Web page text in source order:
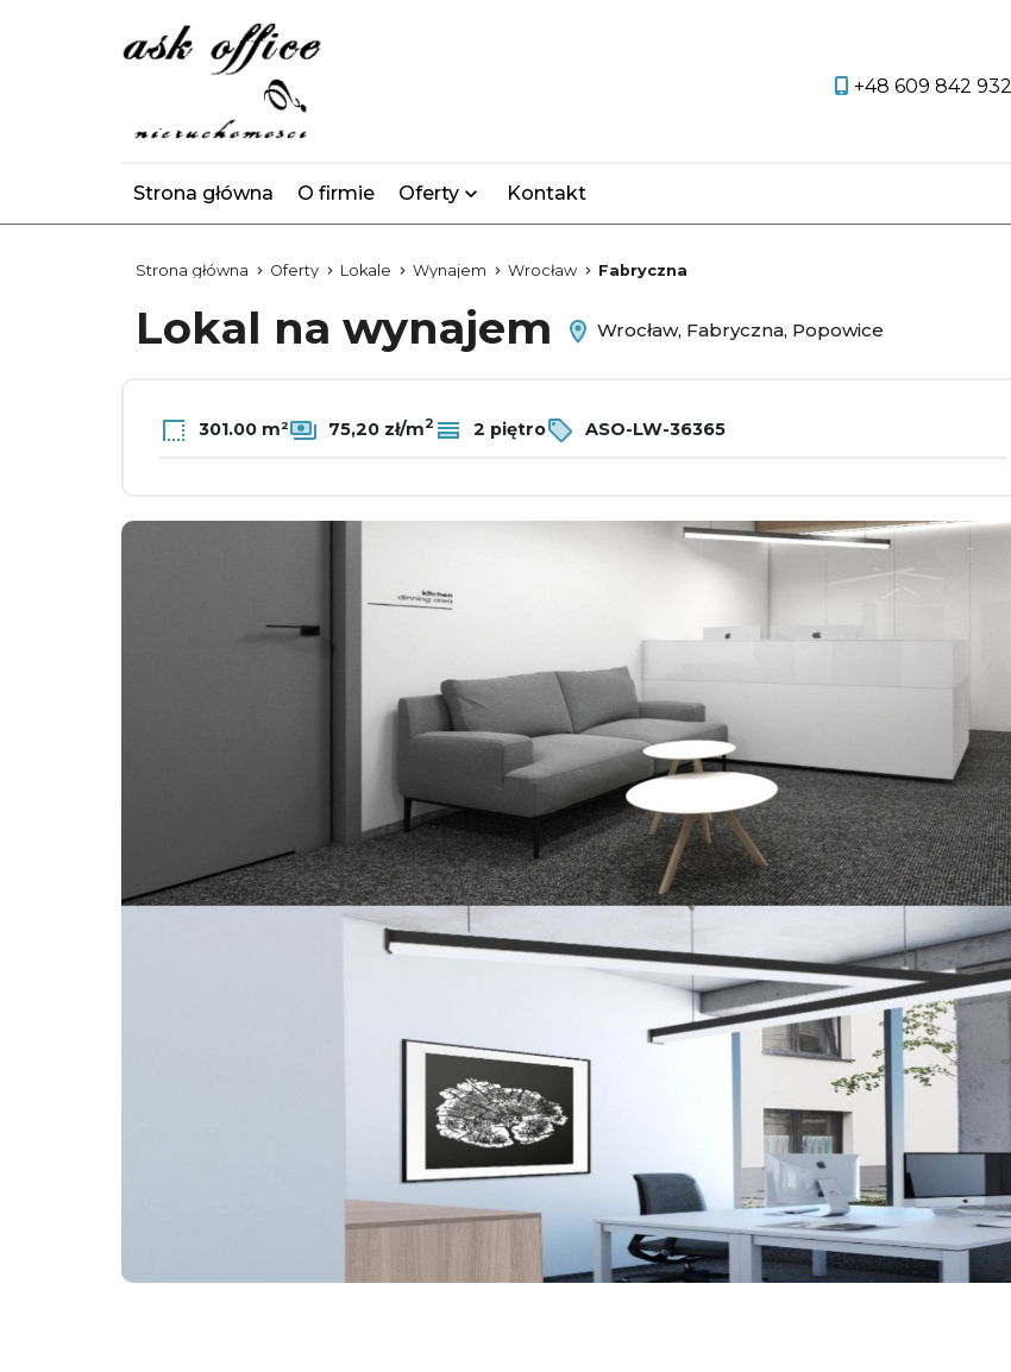
+48 609 842 932
Strona główna O firmie Oferty Kontakt
Strona główna Oferty Lokale Wynajem Wrocław Fabryczna
Lokal na wynajem Wrocław, Fabryczna, Popowice
301.00 m² 75,20 zł/m2 2 piętro ASO-LW-36365